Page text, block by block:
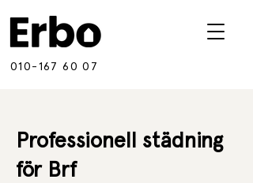
010-167 60 07
Professionell städning
för Brf